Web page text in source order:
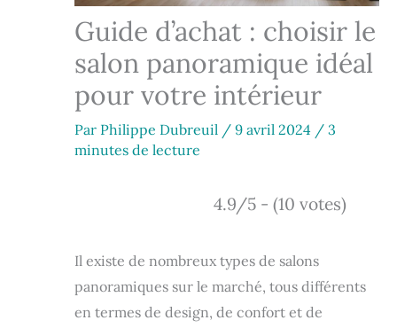
Guide d’achat : choisir le
salon panoramique idéal
pour votre intérieur
Par Philippe Dubreuil / 9 avril 2024 / 3
minutes de lecture
4.9/5 - (10 votes)
Il existe de nombreux types de salons
panoramiques sur le marché, tous différents
en termes de design, de confort et de